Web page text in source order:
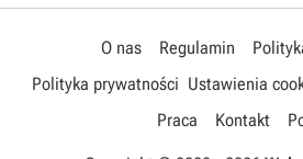
O nas Regulamin
Polityka prywatności Ustawienia
Praca
Kontakt